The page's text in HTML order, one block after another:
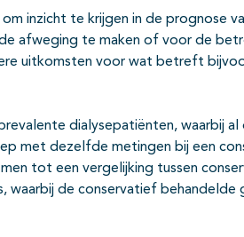
inzicht te krijgen in de prognose
afweging te maken of voor de
uitkomsten voor wat betreft
dialysepatiënten, waarbij al
met dezelfde metingen bij een
tot een vergelijking tussen
waarbij de conservatief behandelde